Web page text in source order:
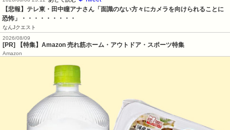
【悲報】テレ東・田中瞳アナさん「面識のない方々にカメラを向けられることに
恐怖」・・・・・・・・・
なんJクエスト
2026/08/09
[PR] 【特集】Amazon 売れ筋ホーム・アウトドア・スポーツ特集
Amazon